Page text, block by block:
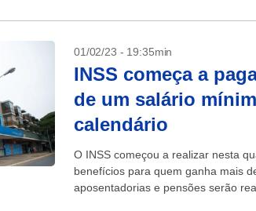
01/02/23 - 19:35min
INSS começa a
de um salário
calendário
O INSS começou a realizar nesta
benefícios para quem ganha mais
aposentadorias e pensões serão